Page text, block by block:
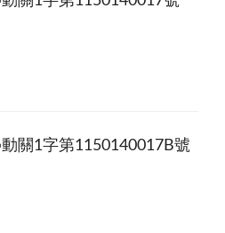
關1字第1150140017B號